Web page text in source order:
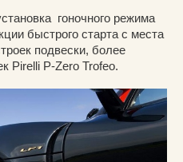
гоночного режима
быстрого старта с места
подвески, более
Pirelli P-Zero Trofeo.